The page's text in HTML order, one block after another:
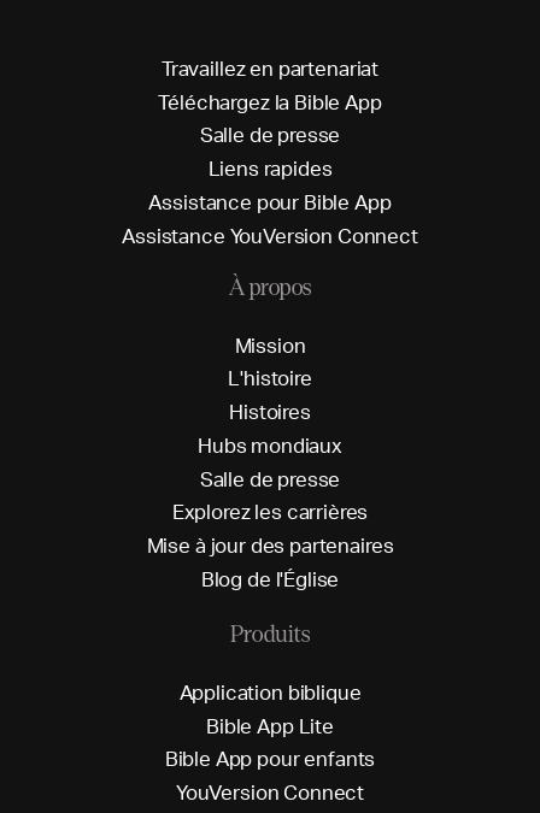
Travaillezen partenariat
Téléchargez la Bible App
Salle de presse
L iens rapides
Assistance pour Bible App
Assistance YouVersion Connect
À propos
Mission
L'histoire
Histoires
Hubs mondiaux
Salle de presse
Explorez les carrières
Mise à jourdes partenaires
Blog de l'Église
Produits
Application biblique
Bible App L ite
Bible App pourenfants
YouVersion Connect